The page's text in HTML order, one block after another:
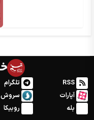
RSS تلگرام
آپارات
سروش
بله
روبیکا